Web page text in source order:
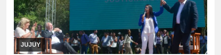
JUJUY
05/08/2026 Cuando ya parecía que la senadora nacional
Carolina Moisés se haría del control del PJ en Jujuy, la lista que
había sido dejada fuera de la contienda ...